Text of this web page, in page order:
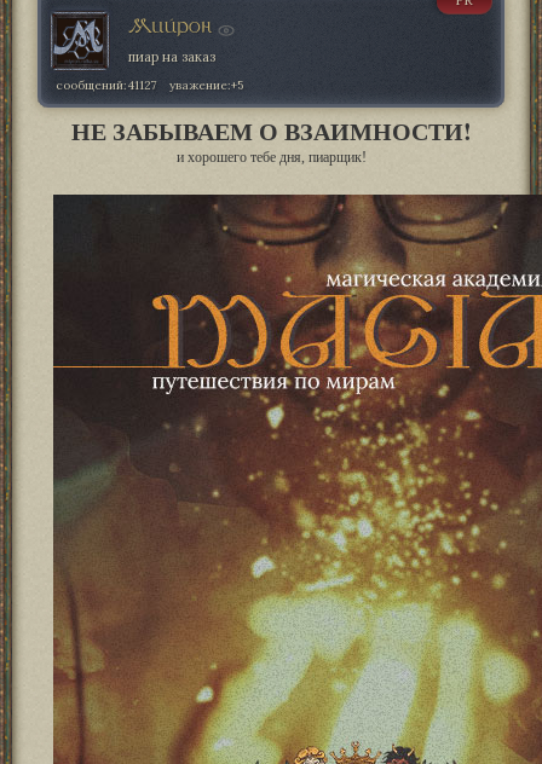
Мийрон
пиар на заказ
сообщений:41127 уважение:+5
НЕ ЗАБЫВАЕМ О ВЗАИМНОСТИ!
и хорошего тебе дня, пиарщик!